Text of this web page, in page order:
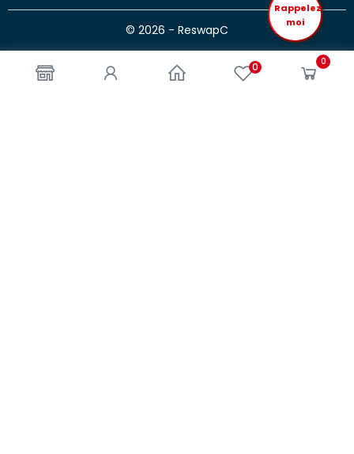
0 0
© 2026 - ReswapC
Rappelez
moi